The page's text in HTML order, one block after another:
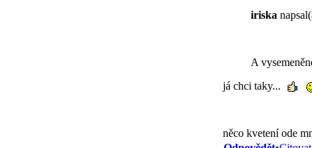
iriska
A
já chci taky...
něco kvetení ode